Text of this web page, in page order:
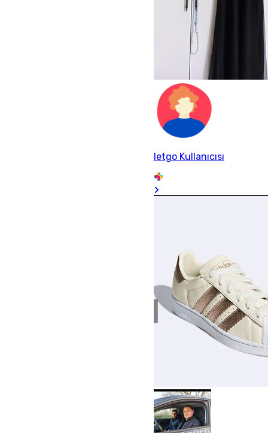
letgo Kullanıcısı